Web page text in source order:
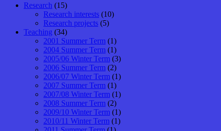
Research (15)
Research interests (10)
Research projects (5)
Teaching (34)
2001 Summer Term (1)
2004 Summer Term (1)
2005/06 Winter Term (3)
2006 Summer Term (2)
2006/07 Winter Term (1)
2007 Summer Term (1)
2007/08 Winter Term (1)
2008 Summer Term (2)
2009/10 Winter Term (1)
2010/11 Winter Term (1)